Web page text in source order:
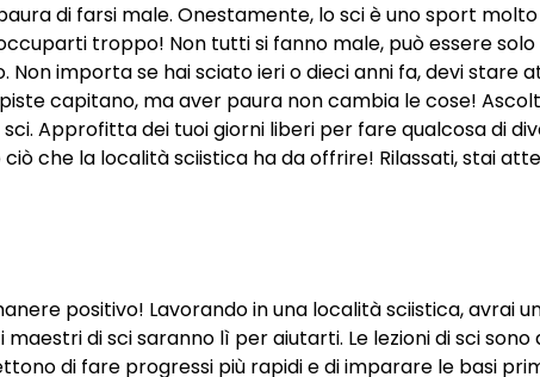
di farsi male. Onestamente, lo sci è uno sport
troppo! Non tutti si fanno male, può essere
Non importa se hai sciato ieri o dieci anni fa, devi stare
capitano, ma aver paura non cambia le cose!
Approfitta dei tuoi giorni liberi per fare qualcosa di
che la località sciistica ha da offrire! Rilassati, stai
positivo! Lavorando in una località sciistica, avrai
di sci saranno lì per aiutarti. Le lezioni di sci sono
di fare progressi più rapidi e di imparare le basi